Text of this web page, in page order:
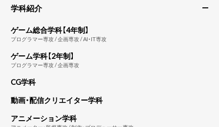
学科紹介
ゲーム総合学科【4年制】
プログラマー専攻 / 企画専攻 / AI・IT専攻
ゲーム学科【2年制】
プログラマー専攻 / 企画専攻
CG学科
動画・配信クリエイター学科
アニメーション学科